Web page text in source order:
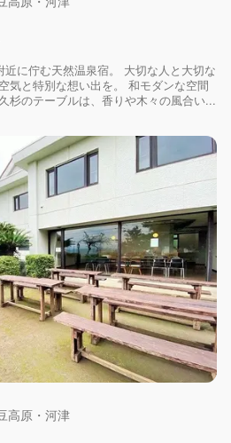
近に佇む天然温泉宿。 大切な人と大切な
気と特別な想い出を。 和モダンな空間
杉のテーブルは、香りや木々の風合い...
高原・河津